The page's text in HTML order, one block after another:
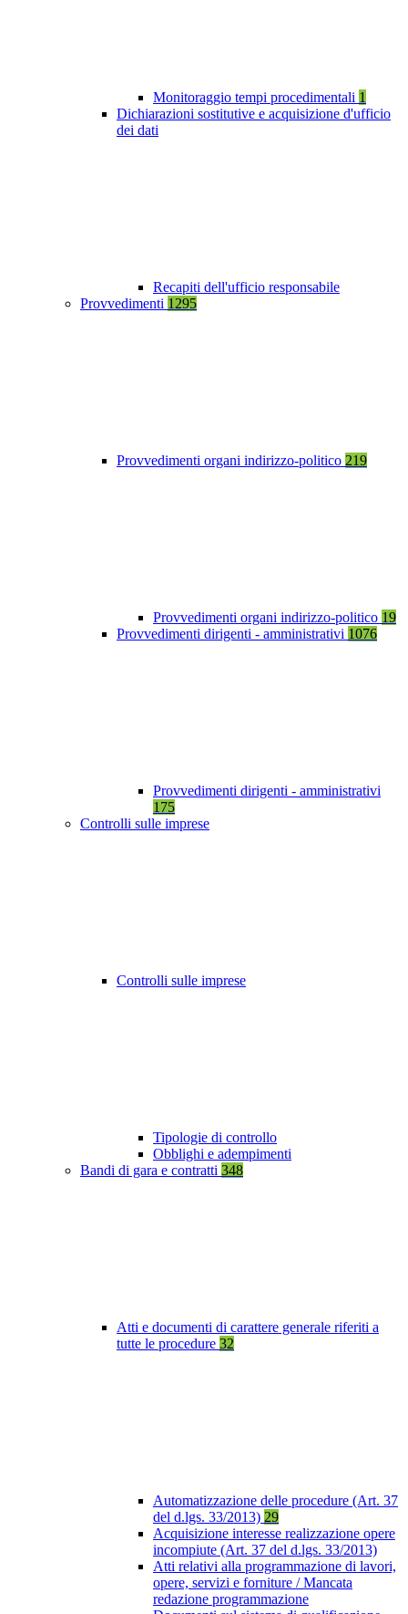
Monitoraggio tempi procedimentali 1
Dichiarazioni sostitutive e acquisizione d'ufficio
dei dati
Recapiti dell'ufficio responsabile
Provvedimenti 1295
Provvedimenti organi indirizzo-politico 219
Provvedimenti organi indirizzo-politico 19
Provvedimenti dirigenti - amministrativi 1076
Provvedimenti dirigenti - amministrativi
175
Controlli sulle imprese
Controlli sulle imprese
Tipologie di controllo
Obblighi e adempimenti
Bandi di gara e contratti 348
Atti e documenti di carattere generale riferiti a
tutte le procedure 32
Automatizzazione delle procedure (Art. 37
del d.lgs. 33/2013) 29
Acquisizione interesse realizzazione opere
incompiute (Art. 37 del d.lgs. 33/2013)
Atti relativi alla programmazione di lavori,
opere, servizi e forniture / Mancata
redazione programmazione